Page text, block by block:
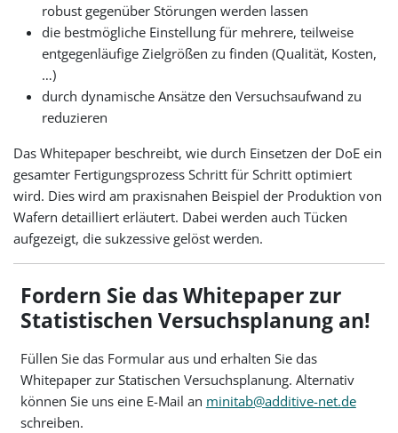
robust gegenüber Störungen werden lassen
die bestmögliche Einstellung für mehrere, teilweise
entgegenläufige Zielgrößen zu finden (Qualität, Kosten,
…)
durch dynamische Ansätze den Versuchsaufwand zu
reduzieren
Das Whitepaper beschreibt, wie durch Einsetzen der DoE ein
gesamter Fertigungsprozess Schritt für Schritt optimiert
wird. Dies wird am praxisnahen Beispiel der Produktion von
Wafern detailliert erläutert. Dabei werden auch Tücken
aufgezeigt, die sukzessive gelöst werden.
Fordern Sie das Whitepaper zur
Statistischen Versuchsplanung an!
Füllen Sie das Formular aus und erhalten Sie das
Whitepaper zur Statischen Versuchsplanung. Alternativ
können Sie uns eine E-Mail an minitab@additive-net.de
schreiben.